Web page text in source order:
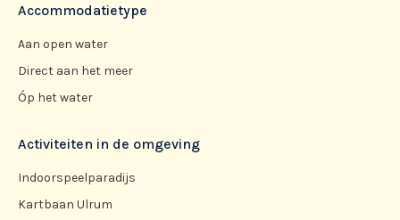
Accommodatietype
Aan open water
Direct aan het meer
Óp het water
Activiteiten in de omgeving
Indoorspeelparadijs
Kartbaan Ulrum